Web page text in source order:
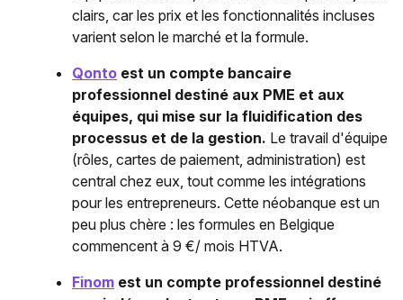
clairs, car les prix et les fonctionnalités incluses
varient selon le marché et la formule.
Qonto est un compte bancaire
professionnel destiné aux PME et aux
équipes, qui mise sur la fluidification des
processus et de la gestion. Le travail d'équipe
(rôles, cartes de paiement, administration) est
central chez eux, tout comme les intégrations
pour les entrepreneurs. Cette néobanque est un
peu plus chère : les formules en Belgique
commencent à 9 €/ mois HTVA.
Finom est un compte professionnel destiné